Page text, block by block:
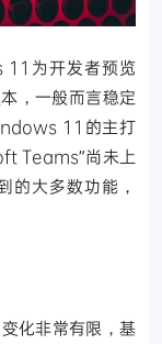
11为开发者预览
，一般而言稳定
11的主打
Teams”尚未上
的大多数功能，
化非常有限，基